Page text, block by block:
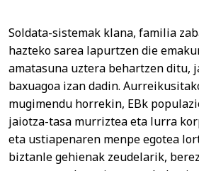
Soldata-sistemak klana, familia
hazteko sarea lapurtzen die
amatasuna uztera behartzen ditu,
baxuagoa izan dadin.
mugimendu horrekin, EBk
jaiotza-tasa murriztea eta lurra
eta ustiapenaren menpe egotea
biztanle gehienak zeudelarik,